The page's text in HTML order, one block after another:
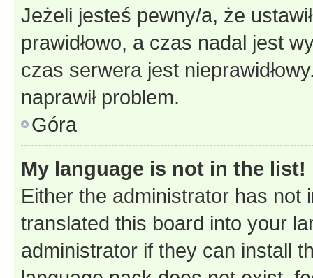
Jeżeli jesteś pewny/a, że
prawidłowo, a czas nadal jest
czas serwera jest
naprawił problem.
Góra
My language is not in the list!
Either the administrator has not
translated this board into your
administrator if they can install